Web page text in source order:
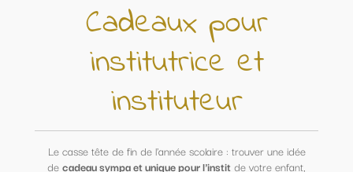
Cadeaux pour
institutrice et
instituteur
Le casse tête de fin de l'année scolaire : trouver une idée
decadeau sympa et unique pour l'institde votre enfant,